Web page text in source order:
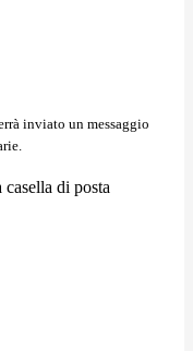
inviato un messaggio
di posta